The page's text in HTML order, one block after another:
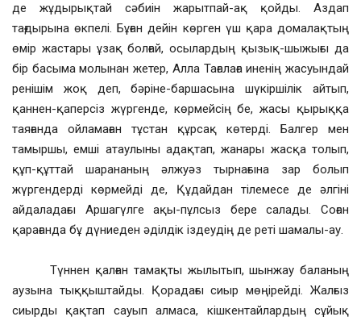
де жұдырықтай сәбиін жарытпай-ақ қойды. Аздап
тағдырына өкпелі. Бұған дейін көрген үш қара домалақтың
өмір жастары ұзақ болғай, осылардың қызық-шыжығы да
бір басыма молынан жетер, Алла Тағалаға иненің жасуындай
ренішім жоқ деп, бәріне-баршасына шүкіршілік айтып,
қаннен-қаперсіз жүргенде, көрмейсің бе, жасы қырыққа
таяғанда ойламаған тұстан құрсақ көтерді. Балгер мен
тамыршы, емші атаулыны адақтап, жанары жасқа толып,
құп-құттай шарананың әлжуәз тырнағына зар болып
жүргендерді көрмейді де, Құдайдан тілемесе де әлгіні
айдаладағы Аршагүлге ақы-пұлсыз бере салады. Соған
қарағанда бұ дүниеден әділдік іздеудің де реті шамалы-ау.
Түннен қалған тамақты жылытып, шынжау баланың
аузына тыққыштайды. Қорадағы сиыр мөңірейді. Жалғыз
сиырды қақтап сауып алмаса, кішкентайлардың сұйық